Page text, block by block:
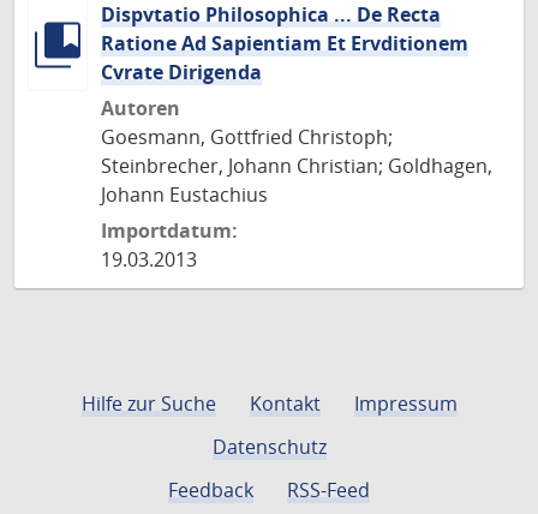
Dispvtatio Philosophica ... De Recta
Ratione Ad Sapientiam Et Ervditionem
Cvrate Dirigenda
Autoren
Goesmann, Gottfried Christoph;
Steinbrecher, Johann Christian; Goldhagen,
Johann Eustachius
Importdatum:
19.03.2013
Hilfe zur Suche Kontakt
Impressum
Datenschutz
Feedback
RSS-Feed